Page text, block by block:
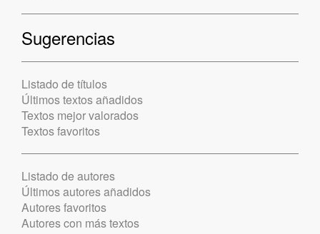
Sugerencias
Listado de títulos
Últimos textos añadidos
Textos mejor valorados
Textos favoritos
Listado de autores
Últimos autores añadidos
Autores favoritos
Autores con más textos